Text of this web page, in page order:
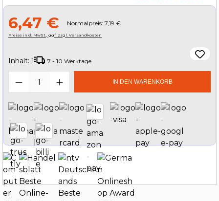
6,47 € Normalpreis: 7,19 €
Preise inkl. MwSt., ggf. zzgl. Versandkosten
Inhalt: 1 7 - 10 Werktage
Produkt Anzahl: Gib denIN DEN WARENKORB